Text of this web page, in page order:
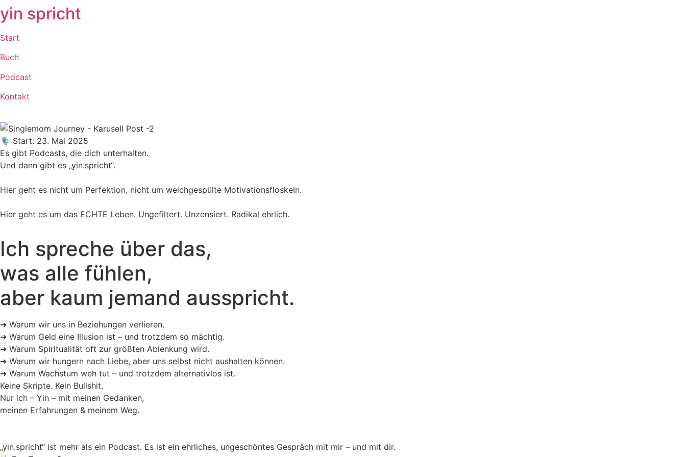
yin spricht
Start
Buch
Podcast
Kontakt
🎙 Start: 23. Mai 2025
Es gibt Podcasts, die dich unterhalten.
Und dann gibt es „yin.spricht“.
Hier geht es nicht um Perfektion, nicht um weichgespülte Motivationsfloskeln.
Hier geht es um das ECHTE Leben. Ungefiltert. Unzensiert. Radikal ehrlich.
Ich spreche über das,
was alle fühlen,
aber kaum jemand ausspricht.
➜ Warum wir uns in Beziehungen verlieren.
➜ Warum Geld eine Illusion ist – und trotzdem so mächtig.
➜ Warum Spiritualität oft zur größten Ablenkung wird.
➜ Warum wir hungern nach Liebe, aber uns selbst nicht aushalten können.
➜ Warum Wachstum weh tut – und trotzdem alternativlos ist.
Keine Skripte. Kein Bullshit.
Nur ich – Yin – mit meinen Gedanken,
meinen Erfahrungen & meinem Weg.
„yin.spricht“ ist mehr als ein Podcast. Es ist ein ehrliches, ungeschöntes Gespräch mit mir – und mit dir.